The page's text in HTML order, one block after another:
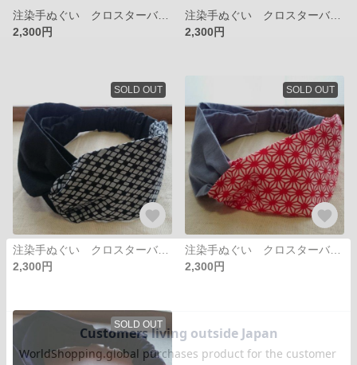
2,300円
2,300円
SOLD OUT
2,300円
SOLD OUT
2,300円
SOLD OUT